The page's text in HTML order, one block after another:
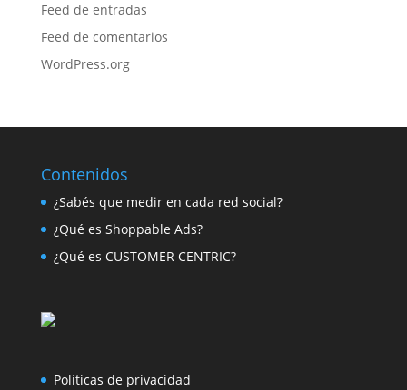
Feed de entradas
Feed de comentarios
WordPress.org
Contenidos
¿Sabés que medir en cada red social?
¿Qué es Shoppable Ads?
¿Qué es CUSTOMER CENTRIC?
Políticas de privacidad